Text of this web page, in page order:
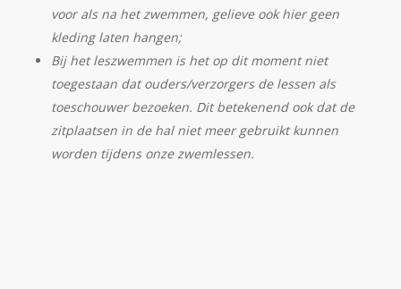
voor als na het zwemmen, gelieve ook hier geen
kleding laten hangen;
Bij het leszwemmen is het op dit moment niet
toegestaan dat ouders/verzorgers de lessen als
toeschouwer bezoeken. Dit betekenend ook dat de
zitplaatsen in de hal niet meer gebruikt kunnen
worden tijdens onze zwemlessen.